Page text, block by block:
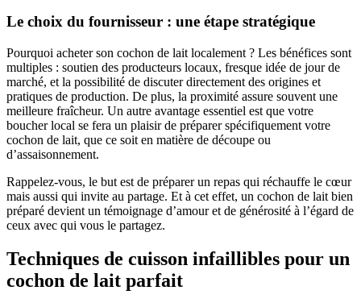
Le choix du fournisseur : une étape stratégique
Pourquoi acheter son cochon de lait localement ? Les bénéfices sont
multiples : soutien des producteurs locaux, fresque idée de jour de
marché, et la possibilité de discuter directement des origines et
pratiques de production. De plus, la proximité assure souvent une
meilleure fraîcheur. Un autre avantage essentiel est que votre
boucher local se fera un plaisir de préparer spécifiquement votre
cochon de lait, que ce soit en matière de découpe ou
d’assaisonnement.
Rappelez-vous, le but est de préparer un repas qui réchauffe le cœur
mais aussi qui invite au partage. Et à cet effet, un cochon de lait bien
préparé devient un témoignage d’amour et de générosité à l’égard de
ceux avec qui vous le partagez.
Techniques de cuisson infaillibles pour un
cochon de lait parfait